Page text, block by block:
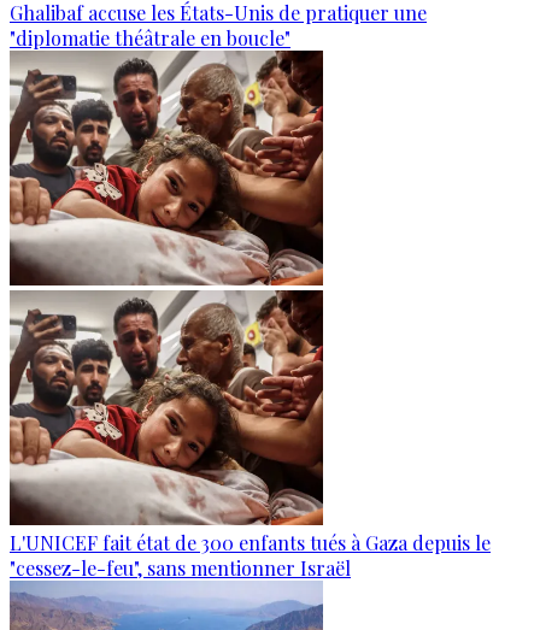
Ghalibaf accuse les États-Unis de pratiquer une
"diplomatie théâtrale en boucle"
L'UNICEF fait état de 300 enfants tués à Gaza depuis le
"cessez-le-feu", sans mentionner Israël